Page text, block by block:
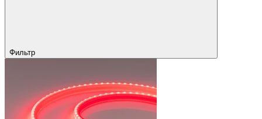
Фильтр